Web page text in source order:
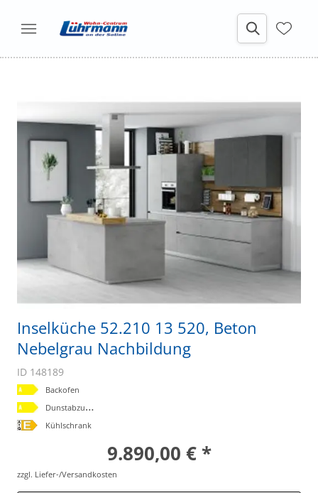
Inselküche 52.210 13 520, Beton
Nebelgrau Nachbildung
ID 148189
Backofen
D
unstabzugshaube
Kühlschrank
9.890,00 € *
zzgl. Liefer-/Versandkosten